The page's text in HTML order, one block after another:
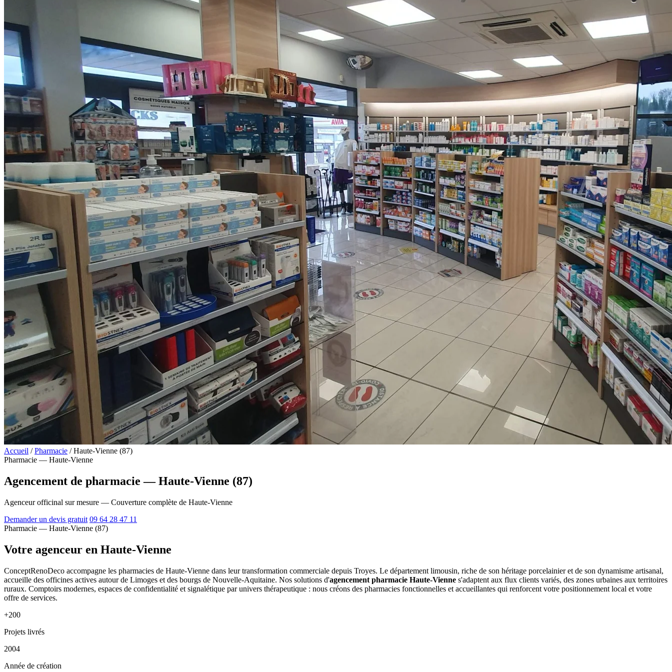
Accueil / Pharmacie / Haute-Vienne (87)
Pharmacie — Haute-Vienne
Agencement de pharmacie — Haute-Vienne (87)
Agenceur officinal sur mesure — Couverture complète de Haute-Vienne
Demander un devis gratuit 09 64 28 47 11
Pharmacie — Haute-Vienne (87)
Votre agenceur en Haute-Vienne
ConceptRenoDeco accompagne les pharmacies de Haute-Vienne dans leur transformation commerciale depuis Troyes. Le département limousin, riche de son héritage porcelainier et de son dynamisme artisanal,
accueille des officines actives autour de Limoges et des bourgs de Nouvelle-Aquitaine. Nos solutions d'agencement pharmacie Haute-Vienne s'adaptent aux flux clients variés, des zones urbaines aux territoires
ruraux. Comptoirs modernes, espaces de confidentialité et signalétique par univers thérapeutique : nous créons des pharmacies fonctionnelles et accueillantes qui renforcent votre positionnement local et votre
offre de services.
+200
Projets livrés
2004
Année de création